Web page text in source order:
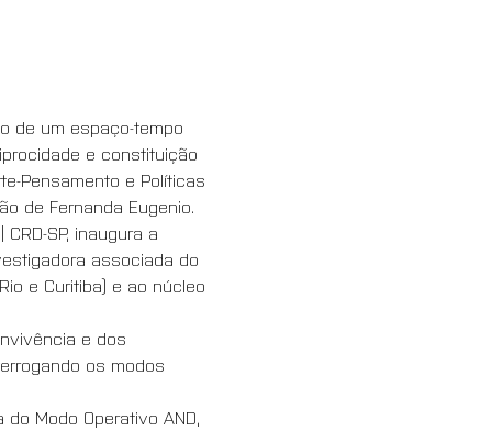
de um espaço-tempo
e constituição
Pensamento e Políticas
de Fernanda Eugenio.
SP, inaugura a
associada do
e Curitiba) e ao núcleo
e dos
os modos
Modo Operativo AND,